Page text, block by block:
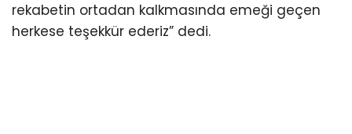
rekabetin ortadan kalkmasında emeği geçen
herkese teşekkür ederiz” dedi.